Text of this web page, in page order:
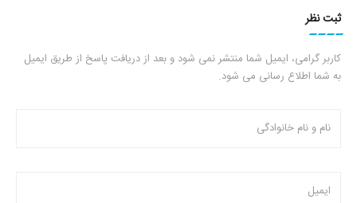
ثبت نظر
کاربر گرامی، ایمیل شما منتشر نمی شود و بعد از دریافت پاسخ از طریق ایمیل
به شما اطلاع رسانی می شود.